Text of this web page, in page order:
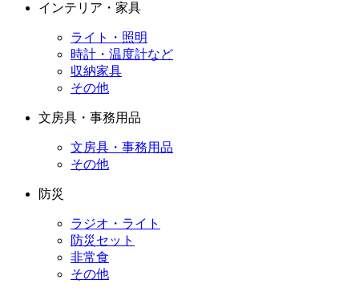
インテリア・家具
ライト・照明
時計・温度計など
収納家具
その他
文房具・事務用品
文房具・事務用品
その他
防災
ラジオ・ライト
防災セット
非常食
その他